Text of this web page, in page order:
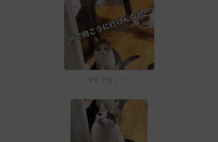
「今すぐ出して！」